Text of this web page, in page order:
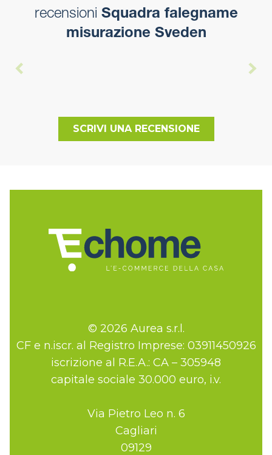
recensioni Squadra falegname
misurazione Sveden
SCRIVI UNA RECENSIONE
© 2026 Aurea s.r.l.
CF e n.iscr. al Registro Imprese: 03911450926
iscrizione al R.E.A.: CA – 305948
capitale sociale 30.000 euro, i.v.
Via Pietro Leo n. 6
Cagliari
09129